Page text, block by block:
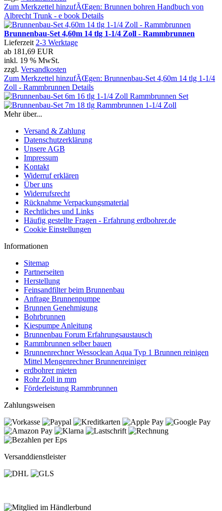
Zum Merkzettel hinzufÃŒgen: Brunnen bohren Handbuch von
Albrecht Trunk - e book Details
Brunnenbau-Set 4,60m 14 tlg 1-1/4 Zoll - Rammbrunnen
Lieferzeit 2-3 Werktage
ab 181,69 EUR
inkl. 19 % MwSt.
zzgl. Versandkosten
Zum Merkzettel hinzufÃŒgen: Brunnenbau-Set 4,60m 14 tlg 1-1/4
Zoll - Rammbrunnen Details
Mehr über...
Versand & Zahlung
Datenschutzerklärung
Unsere AGB
Impressum
Kontakt
Widerruf erklären
Über uns
Widerrufsrecht
Rücknahme Verpackungsmaterial
Rechtliches und Links
Häufig gestellte Fragen - Erfahrung erdbohrer.de
Cookie Einstellungen
Informationen
Sitemap
Partnerseiten
Herstellung
Feinsandfilter beim Brunnenbau
Anfrage Brunnenpumpe
Brunnen Genehmigung
Bohrbrunnen
Kiespumpe Anleitung
Brunnenbau Forum Erfahrungsaustausch
Rammbrunnen selber bauen
Brunnenrechner Wessoclean Aqua Typ 1 Brunnen reinigen
Mittel Mengenrechner Brunnenreiniger
erdbohrer mieten
Rohr Zoll in mm
Förderleistung Rammbrunnen
Zahlungsweisen
Versanddienstleister